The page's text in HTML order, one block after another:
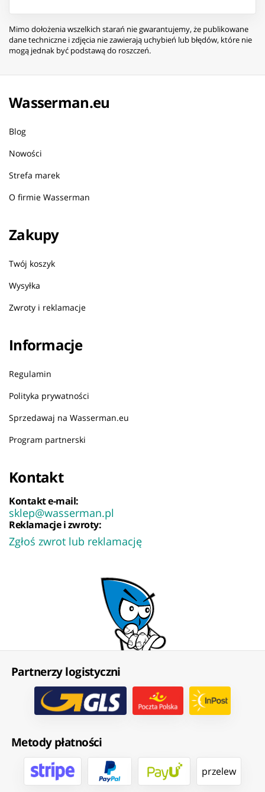
Mimo dołożenia wszelkich starań nie gwarantujemy, że publikowane
dane techniczne i zdjęcia nie zawierają uchybień lub błędów, które nie
mogą jednak być podstawą do roszczeń.
Wasserman.eu
Blog
Nowości
Strefa marek
O firmie Wasserman
Zakupy
Twój koszyk
Wysyłka
Zwroty i reklamacje
Informacje
Regulamin
Polityka prywatności
Sprzedawaj na Wasserman.eu
Program partnerski
Kontakt
Kontakt e-mail:
sklep@wasserman.pl
Reklamacje i zwroty:
Zgłoś zwrot lub reklamację
Partnerzy logistyczni
Metody płatności
przelew